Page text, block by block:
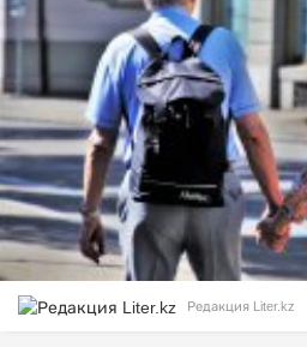
Редакция Liter.kz